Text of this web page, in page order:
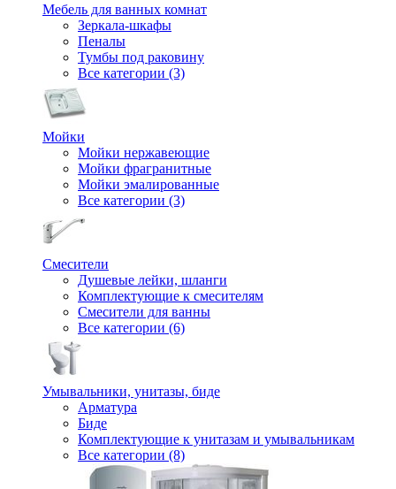
Мебель для ванных комнат
Зеркала-шкафы
Пеналы
Тумбы под раковину
Все категории (3)
Мойки
Мойки нержавеющие
Мойки фрагранитные
Мойки эмалированные
Все категории (3)
Смесители
Душевые лейки, шланги
Комплектующие к смесителям
Смесители для ванны
Все категории (6)
Умывальники, унитазы, биде
Арматура
Биде
Комплектующие к унитазам и умывальникам
Все категории (8)